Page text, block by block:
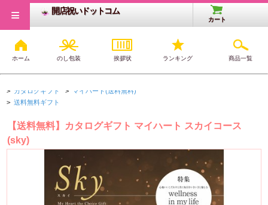
開店祝いドットコム
カート
ホーム のし包装 挨拶状 ランキング 商品一覧
≡
> カタログギフト > マイハート(送料無料)
> 送料無料ギフト
【送料無料】カタログギフト マイハート スカイコース
(sky)